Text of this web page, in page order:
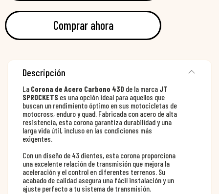
Comprar ahora
Descripción
La Corona de Acero Carbono 43D de la marca JT
SPROCKETS es una opción ideal para aquellos que
buscan un rendimiento óptimo en sus motocicletas de
motocross, enduro y quad. Fabricada con acero de alta
resistencia, esta corona garantiza durabilidad y una
larga vida útil, incluso en las condiciones más
exigentes.
Con un diseño de 43 dientes, esta corona proporciona
una excelente relación de transmisión que mejora la
aceleración y el control en diferentes terrenos. Su
acabado de calidad asegura una fácil instalación y un
ajuste perfecto a tu sistema de transmisión.